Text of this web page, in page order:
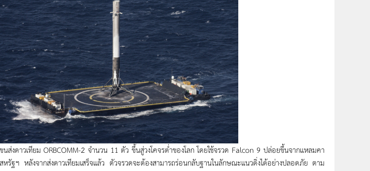
นส่งดาวเทียม ORBCOMM-2 จำนวน 11 ตัว ขึ้นสู่วงโคจรต่ำของโลก โดยใช้จรวด Falcon 9 ปล่อยขึ้นจากแหลมคา
ฐฯ หลังจากส่งดาวเทียมเสร็จแล้ว ตัวจรวดจะต้องสามารถร่อนกลับฐานในลักษณะแนวดิ่งได้อย่างปลอดภัย ตาม